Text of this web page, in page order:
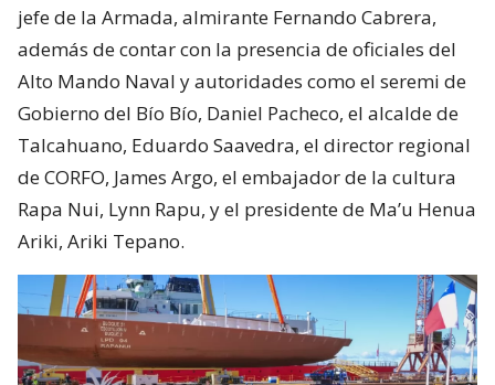
jefe de la Armada, almirante Fernando Cabrera,
además de contar con la presencia de oficiales del
Alto Mando Naval y autoridades como el seremi de
Gobierno del Bío Bío, Daniel Pacheco, el alcalde de
Talcahuano, Eduardo Saavedra, el director regional
de CORFO, James Argo, el embajador de la cultura
Rapa Nui, Lynn Rapu, y el presidente de Ma’u Henua
Ariki, Ariki Tepano.